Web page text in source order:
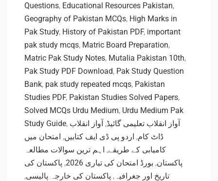
Questions, Educational Resources Pakistan,
Geography of Pakistan MCQs, High Marks in
Pak Study, History of Pakistan PDF, important
pak study mcqs, Matric Board Preparation,
Matric Pak Study Notes, Mutalia Pakistan 10th,
Pak Study PDF Download, Pak Study Question
Bank, pak study repeated mcqs, Pakistan
Studies PDF, Pakistan Studies Solved Papers,
Solved MCQs Urdu Medium, Urdu Medium Pak
Study Guide, آواز انقلاب تعلیمی گائیڈ, آواز انقلاب
ڈاٹ کام, اردو پی ڈی ایف کتابیں, امتحان میں
کامیابی کے طریقے, اہم ترین سوالات مطالعہ
پاکستان, بورڈ امتحان کی تیاری 2026 , پاکستان کی
تاریخ اور جغرافیہ , پاکستان کی خارجہ پالیسی,